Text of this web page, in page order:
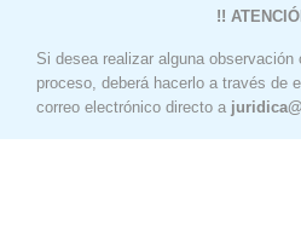
!!
Si desea realizar alguna
proceso, deberá hacerlo a través de
correo electrónico directo a